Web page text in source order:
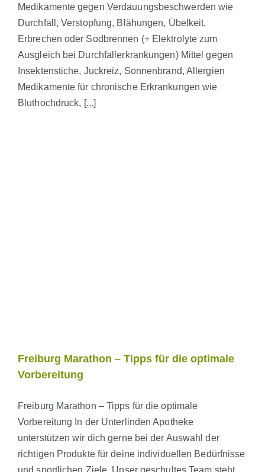
Medikamente gegen Verdauungsbeschwerden wie
Durchfall, Verstopfung, Blähungen, Übelkeit,
Erbrechen oder Sodbrennen (+ Elektrolyte zum
Ausgleich bei Durchfallerkrankungen) Mittel gegen
Insektenstiche, Juckreiz, Sonnenbrand, Allergien
Medikamente für chronische Erkrankungen wie
Bluthochdruck, [...]
Freiburg Marathon – Tipps für die optimale
Vorbereitung
Freiburg Marathon – Tipps für die optimale
Vorbereitung In der Unterlinden Apotheke
unterstützen wir dich gerne bei der Auswahl der
richtigen Produkte für deine individuellen Bedürfnisse